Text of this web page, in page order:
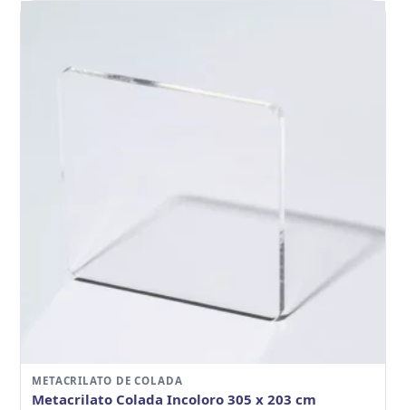
METACRILATO DE COLADA
Metacrilato Colada Incoloro 305 x 203 cm